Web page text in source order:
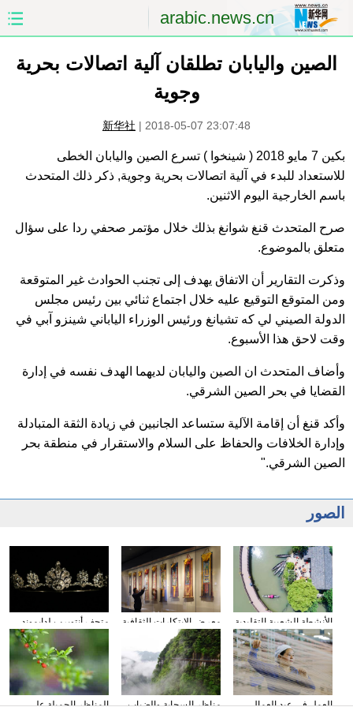
arabic.news.cn
الصين الصفحة الأولى
العلوم والصحة الثقافة والتعليم
الرياضة السياحة والبيئة
الصور
الصين واليابان تطلقان آلية اتصالات بحرية
وجوية
新华社 | 2018-05-07 23:07:48
بكين 7 مايو 2018 ( شينخوا ) تسرع الصين واليابان الخطى
للاستعداد للبدء في آلية اتصالات بحرية وجوية, ذكر ذلك المتحدث
باسم الخارجية اليوم الاثنين.
صرح المتحدث قنغ شوانغ بذلك خلال مؤتمر صحفي ردا على سؤال
متعلق بالموضوع.
وذكرت التقارير أن الاتفاق يهدف إلى تجنب الحوادث غير المتوقعة
ومن المتوقع التوقيع عليه خلال اجتماع ثنائي بين رئيس مجلس
الدولة الصيني لي كه تشيانغ ورئيس الوزراء الياباني شينزو آبي في
وقت لاحق هذا الأسبوع.
وأضاف المتحدث ان الصين واليابان لديهما الهدف نفسه في إدارة
القضايا في بحر الصين الشرقي.
وأكد قنغ أن إقامة الآلية ستساعد الجانبين في زيادة الثقة المتبادلة
وإدارة الخلافات والحفاظ على السلام والاستقرار في منطقة بحر
الصين الشرقي."
الصور
متحف أنتويرب لدايموند
يعاد افتتاحه في بلجيكا
معرض الابتكارات الثقافية
التبتية ينعقد في نانجينغ
الأنشطة الشعبية التقليدية
لاستقبال بداية الصيف في
مقاطعة تشجيانغ